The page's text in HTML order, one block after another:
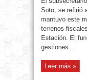
Soto, se refirió
mantuvo este
terrenos
Estación. El
gestiones ...
Leer más »